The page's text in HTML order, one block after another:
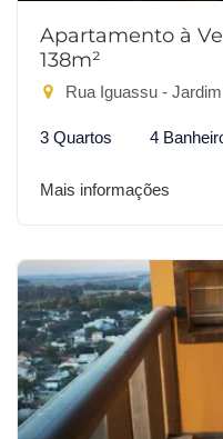
Apartamento à
138m²
Rua Iguassu -
3 Quartos 4
Mais informações